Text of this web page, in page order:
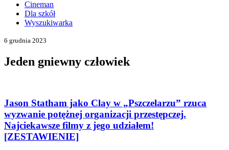
Cineman
Dla szkół
Wyszukiwarka
6 grudnia 2023
Jeden gniewny człowiek
Jason Statham jako Clay w „Pszczelarzu” rzuca
wyzwanie potężnej organizacji przestępczej.
Najciekawsze filmy z jego udziałem!
[ZESTAWIENIE]